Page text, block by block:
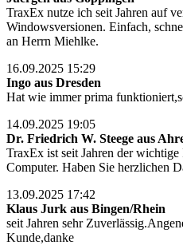
TraxEx nutze ich seit Jahren auf
Windowsversionen. Einfach,
an Herrn Miehlke.
16.09.2025 15:29
Ingo aus Dresden
Hat wie immer prima
14.09.2025 19:05
Dr. Friedrich W. Steege aus
TraxEx ist seit Jahren der
Computer. Haben Sie herzlichen
13.09.2025 17:42
Klaus Jurk aus Bingen/Rhein
seit Jahren sehr
Kunde,danke